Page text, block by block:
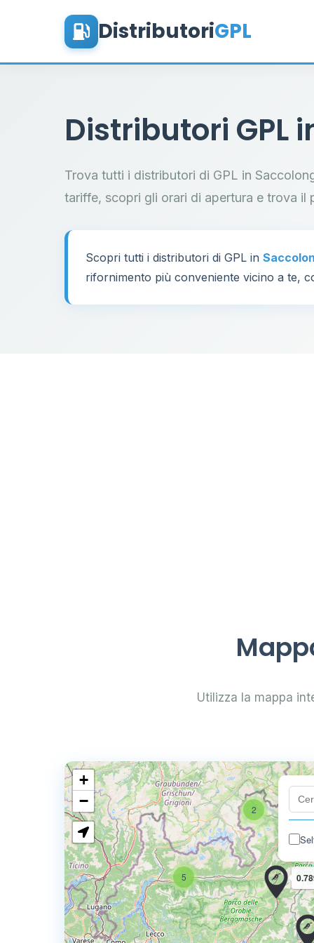
DistributoriGPL
Distributori GPL
Trova tutti i distributori di GPL in
tariffe, scopri gli orari di apertura e trova
Scopri tutti i distributori di GPL in
rifornimento più conveniente vicino a te,
Utilizza la mappa
2
5
+
−